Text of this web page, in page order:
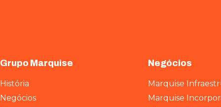
Grupo Marquise
História
Negócios
Negócios
Marquise
Marquise